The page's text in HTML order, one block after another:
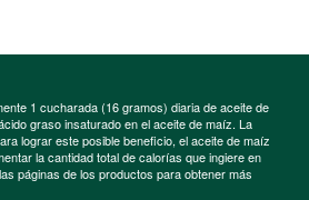
1 cucharada (16 gramos) diaria de aceite de
graso insaturado en el aceite de maíz. La
lograr este posible beneficio, el aceite de maíz
la cantidad total de calorías que ingiere en
páginas de los productos para obtener más